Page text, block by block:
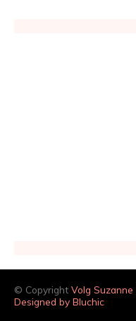
© Copyright Volg Suzanne
Designed by Bluchic